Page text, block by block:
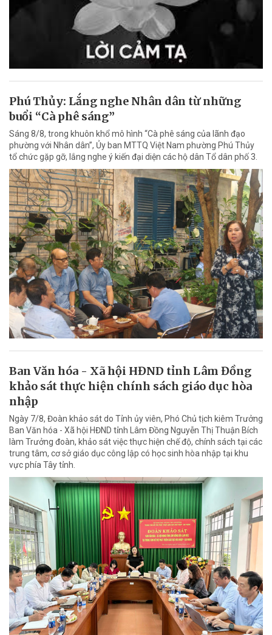
Phú Thủy: Lắng nghe Nhân dân từ những
buổi “Cà phê sáng”
Sáng 8/8, trong khuôn khổ mô hình “Cà phê sáng của lãnh đạo
phường với Nhân dân”, Ủy ban MTTQ Việt Nam phường Phú Thủy
tổ chức gặp gỡ, lắng nghe ý kiến đại diện các hộ dân Tổ dân phố 3.
Ban Văn hóa - Xã hội HĐND tỉnh Lâm Đồng
khảo sát thực hiện chính sách giáo dục hòa
nhập
Ngày 7/8, Đoàn khảo sát do Tỉnh ủy viên, Phó Chủ tịch kiêm Trưởng
Ban Văn hóa - Xã hội HĐND tỉnh Lâm Đồng Nguyễn Thị Thuận Bích
làm Trưởng đoàn, khảo sát việc thực hiện chế độ, chính sách tại các
trung tâm, cơ sở giáo dục công lập có học sinh hòa nhập tại khu
vực phía Tây tỉnh.